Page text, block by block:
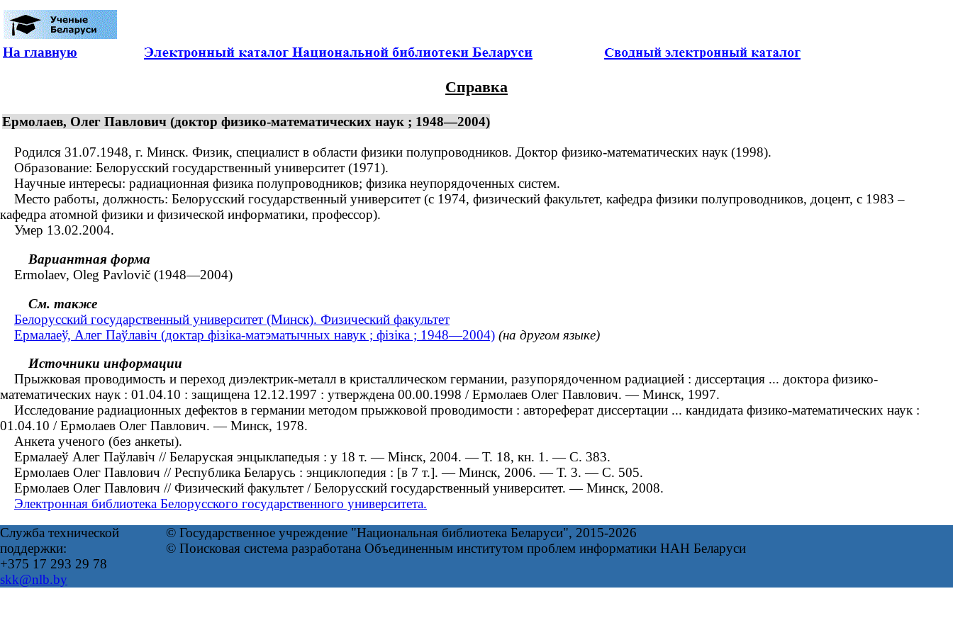
На главную
Справка
Ермолаев, Олег Павлович (доктор физико-математических наук ; 1948—2004)
Родился 31.07.1948, г. Минск. Физик, специалист в области физики полупроводников. Доктор физико-математических наук (1998).
Образование: Белорусский государственный университет (1971).
Научные интересы: радиационная физика полупроводников; физика неупорядоченных систем.
Место работы, должность: Белорусский государственный университет (с 1974, физический факультет, кафедра физики полупроводников, доцент, с 1983 –
кафедра атомной физики и физической информатики, профессор).
Умер 13.02.2004.
Вариантная форма
Ermolaev, Oleg Pavlovič (1948—2004)
См. также
Белорусский государственный университет (Минск). Физический факультет
Ермалаеў, Алег Паўлавіч (доктар фізіка-матэматычных навук ; фізіка ; 1948—2004) (на другом языке)
Источники информации
Прыжковая проводимость и переход диэлектрик-металл в кристаллическом германии, разупорядоченном радиацией : диссертация ... доктора физико-
математических наук : 01.04.10 : защищена 12.12.1997 : утверждена 00.00.1998 / Ермолаев Олег Павлович. — Минск, 1997.
Исследование радиационных дефектов в германии методом прыжковой проводимости : автореферат диссертации ... кандидата физико-математических наук :
01.04.10 / Ермолаев Олег Павлович. — Минск, 1978.
Анкета ученого (без анкеты).
Ермалаеў Алег Паўлавіч // Беларуская энцыклапедыя : у 18 т. — Мінск, 2004. — Т. 18, кн. 1. — С. 383.
Ермолаев Олег Павлович // Республика Беларусь : энциклопедия : [в 7 т.]. — Минск, 2006. — Т. 3. — С. 505.
Ермолаев Олег Павлович // Физический факультет / Белорусский государственный университет. — Минск, 2008.
Электронная библиотека Белорусского государственного университета.
Служба технической
поддержки:
+375 17 293 29 78
skk@nlb.by
© Государственное учреждение "Национальная библиотека Беларуси", 2015-2026
© Поисковая система разработана Объединенным институтом проблем информатики НАН Беларуси